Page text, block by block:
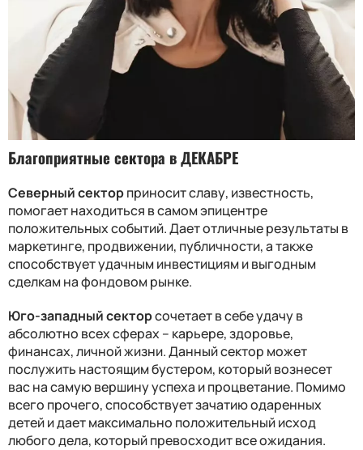
Благоприятные сектора в ДЕКАБРЕ
Северный секторприносит славу, известность,
помогает находиться в самом эпицентре
положительных событий. Дает отличные результаты в
маркетинге, продвижении, публичности, а также
способствует удачным инвестициям и выгодным
сделкам на фондовом рынке.
Юго-западный секторсочетает в себе удачу в
абсолютно всех сферах – карьере, здоровье,
финансах, личной жизни. Данный сектор может
послужить настоящим бустером, который вознесет
вас на самую вершину успеха и процветание. Помимо
всего прочего, способствует зачатию одаренных
детей и дает максимально положительный исход
любого дела, который превосходит все ожидания.